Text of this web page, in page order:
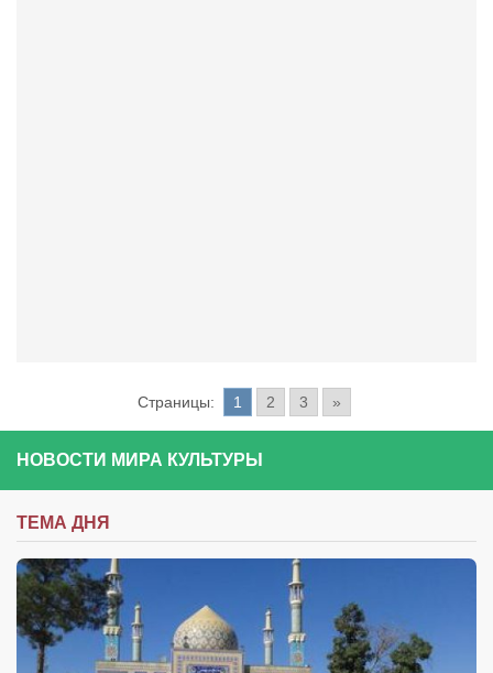
Страницы: 1 2 3 »
НОВОСТИ МИРА КУЛЬТУРЫ
ТЕМА ДНЯ